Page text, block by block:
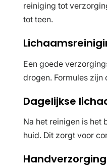
reiniging tot
tot teen.
Een goede
drogen. Formules
Dagelijkse
Na het reinigen is het
huid. Dit zorgt voor